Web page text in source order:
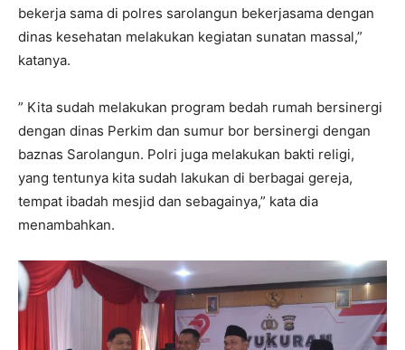
bekerja sama di polres sarolangun bekerjasama dengan
dinas kesehatan melakukan kegiatan sunatan massal,”
katanya.
” Kita sudah melakukan program bedah rumah bersinergi
dengan dinas Perkim dan sumur bor bersinergi dengan
baznas Sarolangun. Polri juga melakukan bakti religi,
yang tentunya kita sudah lakukan di berbagai gereja,
tempat ibadah mesjid dan sebagainya,” kata dia
menambahkan.